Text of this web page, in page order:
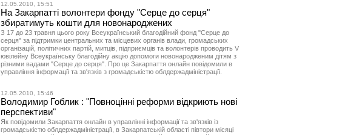
12.05.2010, 15:51
На Закарпатті волонтери фонду "Серце до серця"
збиратимуть кошти для новонароджених
З 17 до 23 травня цього року Всеукраїнський благодійний фонд "Серце до
серця" за підтримки центральних та місцевих органів влади, громадських
організацій, політичних партій, митців, підприємців та волонтерів проводить V
ювілейну Всеукраїнську благодійну акцію допомоги новонародженим дітям з
різними вадами "Серце до серця". Про це Закарпаття онлайн повідомили в
управління інформації та зв'язків з громадськістю облдержадміністрації.
12.05.2010, 15:46
Володимир Гоблик : "Повноцінні реформи відкриють нові
перспективи"
Як повідомили Закарпаття онлайн в управлінні інформації та зв'язків із
громадськістю облдержадміністрації, в Закарпатській області півтори місяці